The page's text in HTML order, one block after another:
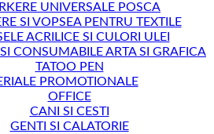
UNIVERSALE POSCA
SI VOPSEA PENTRU TEXTILE
ACRILICE SI CULORI ULEI
CONSUMABILE ARTA SI GRAFICA
TATOO PEN
PROMOTIONALE
OFFICE
CANI SI CESTI
GENTI SI CALATORIE